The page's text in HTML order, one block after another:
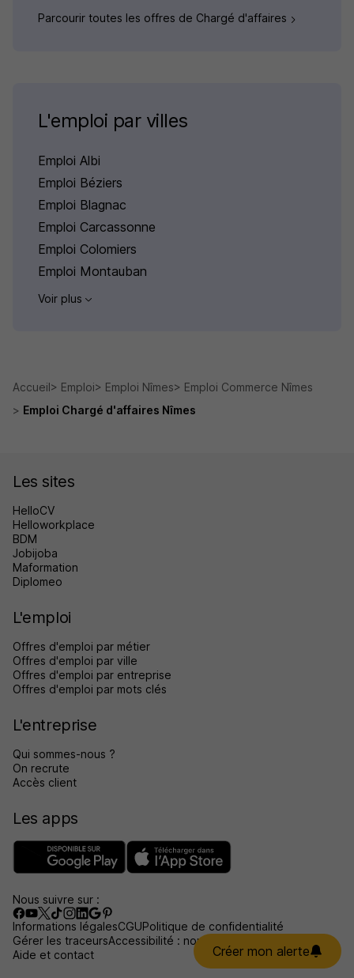
Créer mon alerte
Parcourir toutes les offres de Chargé d'affaires
L'emploi par villes
Emploi Albi
Emploi Béziers
Emploi Blagnac
Emploi Carcassonne
Emploi Colomiers
Emploi Montauban
Voir plus
Accueil Emploi Emploi Nîmes
Emploi Commerce Nîmes
Emploi Chargé d'affaires Nîmes
Les sites
HelloCV
Helloworkplace
BDM
Jobijoba
Maformation
Diplomeo
L'emploi
Offres d'emploi par métier
Offres d'emploi par ville
Offres d'emploi par entreprise
Offres d'emploi par mots clés
L'entreprise
Qui sommes-nous ?
On recrute
Accès client
Les apps
Nous suivre sur :
Informations légalesCGUPolitique de confidentialité
Gérer les traceursAccessibilité : non conforme
Aide et contact